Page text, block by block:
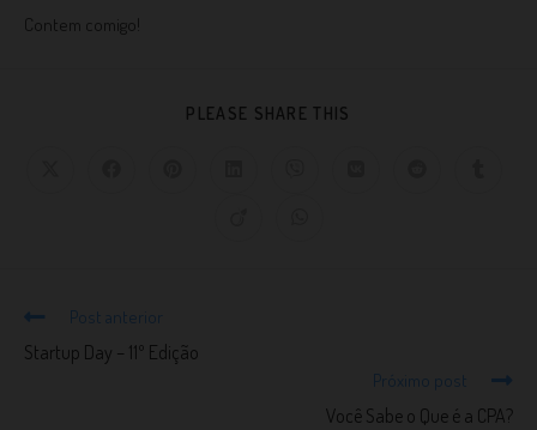
Contem comigo!
PLEASE SHARE THIS
Post anterior
Startup Day – 11º Edição
Próximo post
Você Sabe o Que é a CPA?